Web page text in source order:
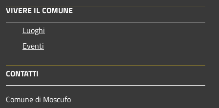
VIVERE IL COMUNE
Luoghi
Eventi
CONTATTI
Comune di Moscufo